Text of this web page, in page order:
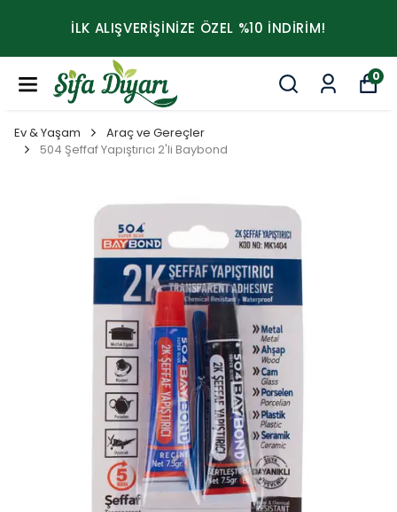
İLK ALIŞVERİŞİNİZE ÖZEL %10 İNDİRİM!
0
Ev & Yaşam
Araç ve Gereçler
504 Şeffaf Yapıştırıcı 2'li Baybond